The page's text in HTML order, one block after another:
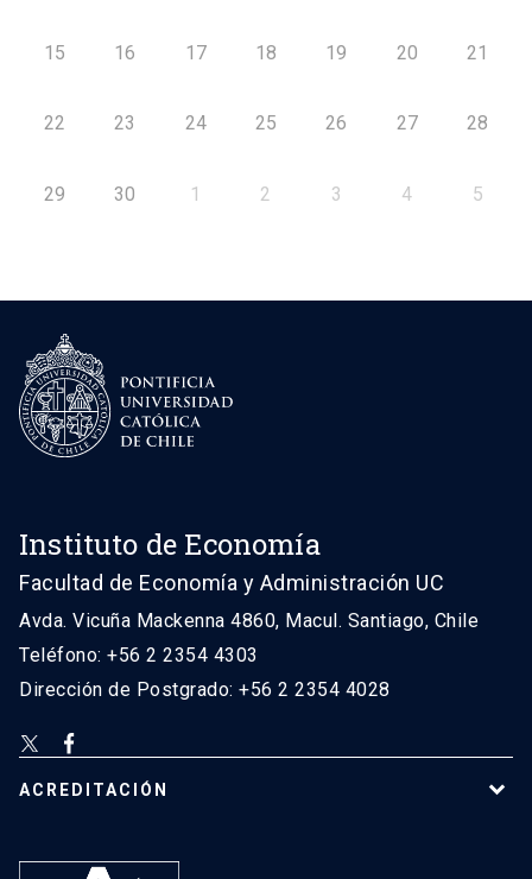
15 16 17 18 19 20 21
22 23 24 25 26 27 28
29 30 1 2 3 4 5
Instituto de Economía
Facultad de Economía y Administración UC
Avda. Vicuña Mackenna 4860, Macul. Santiago, Chile
Teléfono: +56 2 2354 4303
Dirección de Postgrado: +56 2 2354 4028
ACREDITACIÓN